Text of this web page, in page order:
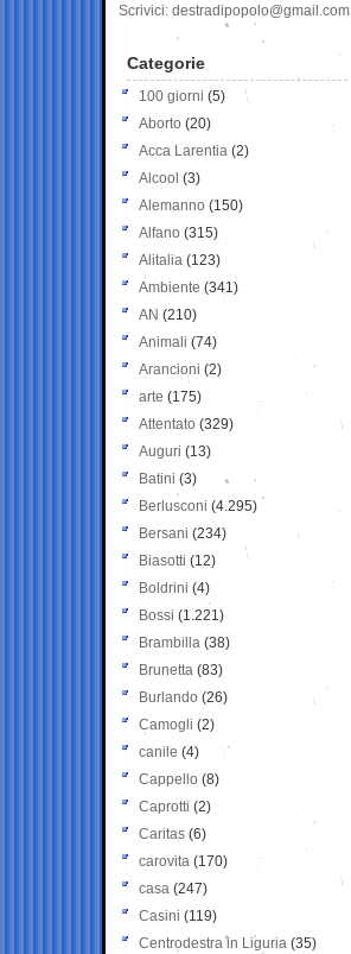
Scrivici: destradipopolo@gmail.com
Categorie
100 giorni (5)
Aborto (20)
Acca Larentia (2)
Alcool (3)
Alemanno (150)
Alfano (315)
Alitalia (123)
Ambiente (341)
AN (210)
Animali (74)
Arancioni (2)
arte (175)
Attentato (329)
Auguri (13)
Batini (3)
Berlusconi (4.295)
Bersani (234)
Biasotti (12)
Boldrini (4)
Bossi (1.221)
Brambilla (38)
Brunetta (83)
Burlando (26)
Camogli (2)
canile (4)
Cappello (8)
Caprotti (2)
Caritas (6)
carovita (170)
casa (247)
Casini (119)
Centrodestra in Liguria (35)